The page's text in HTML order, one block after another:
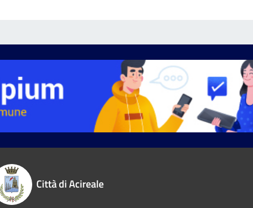
Città di Acireale